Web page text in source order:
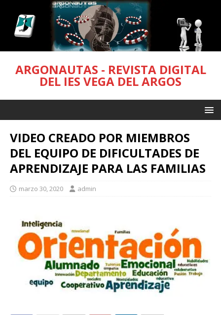
ARGONAUTAS - REVISTA DIGITAL
DEL IES VEGA DEL ARGOS
VIDEO CREADO POR MIEMBROS
DEL EQUIPO DE DIFICULTADES DE
APRENDIZAJE PARA LAS FAMILIAS
marzo 30, 2020 admin